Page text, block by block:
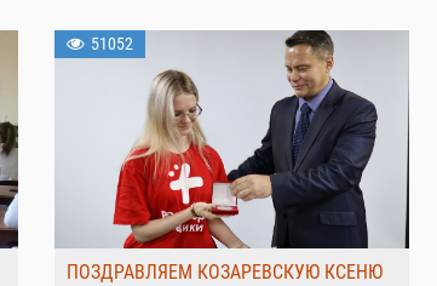
51052
ПОЗДРАВЛЯЕМ КОЗАРЕВСКУЮ КСЕНЮ